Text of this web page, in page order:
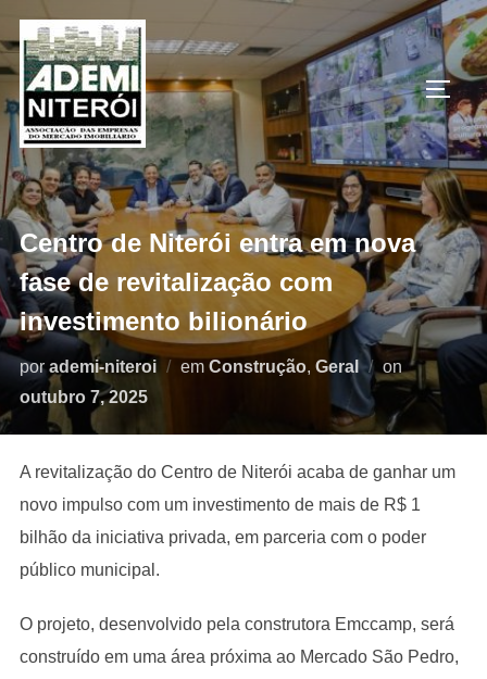
para
o
conteúdo
Centro de Niterói entra em nova
fase de revitalização com
investimento bilionário
porademi-niteroi em Construção, Geral onPostado
em
outubro 7, 2025
A revitalização do Centro de Niterói acaba de ganhar um
novo impulso com um investimento de mais de R$ 1
bilhão da iniciativa privada, em parceria com o poder
público municipal.
O projeto, desenvolvido pela construtora Emccamp, será
construído em uma área próxima ao Mercado São Pedro,